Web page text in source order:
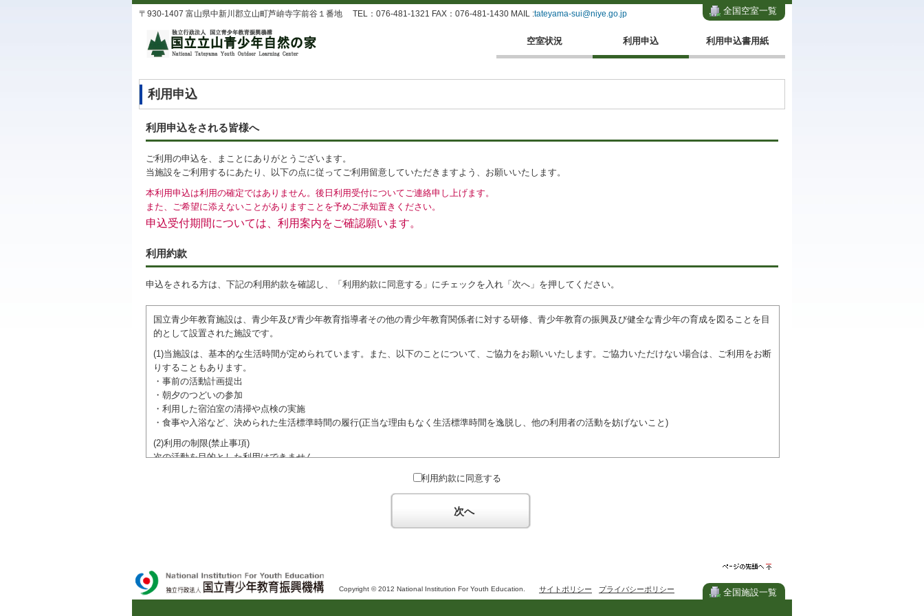
全国空室一覧
〒930-1407 富山県中新川郡立山町芦峅寺字前谷１番地 TEL：076-481-1321 FAX：076-481-1430 MAIL :tateyama-sui@niye.go.jp
空室状況 利用申込 利用申込書用紙
利用申込
利用申込をされる皆様へ
ご利用の申込を、まことにありがとうございます。
当施設をご利用するにあたり、以下の点に従ってご利用留意していただきますよう、お願いいたします。
本利用申込は利用の確定ではありません。後日利用受付についてご連絡申し上げます。
また、ご希望に添えないことがありますことを予めご承知置きください。
申込受付期間については、利用案内をご確認願います。
利用約款
申込をされる方は、下記の利用約款を確認し、「利用約款に同意する」にチェックを入れ「次へ」を押してください。
国立青少年教育施設は、青少年及び青少年教育指導者その他の青少年教育関係者に対する研修、青少年教育の振興及び健全な青少年の育成を図ることを目
的として設置された施設です。
(1)当施設は、基本的な生活時間が定められています。また、以下のことについて、ご協力をお願いいたします。ご協力いただけない場合は、ご利用をお断
りすることもあります。
・事前の活動計画提出
・朝夕のつどいの参加
・利用した宿泊室の清掃や点検の実施
・食事や入浴など、決められた生活標準時間の履行(正当な理由もなく生活標準時間を逸脱し、他の利用者の活動を妨げないこと)
(2)利用の制限(禁止事項)
次の活動を目的とした利用はできません。
●特定の政党を支持、またはこれに反対するための政治教育その他の政治的活動を目的とした利用
●特定の宗教を支持、またはこれに反対するための宗教教育その他の宗教的活動を目的とした利用(団体が施設内及び施設を利用しながら他の利用者と、地
域での勧誘活動を行ったり、自らの団体の活動をアピールする活動等)
ご利用に際しては、本約款や定められた決まりやマナーを守るとともに、他の利用団体の迷惑とならないようご協力ください。
利用約款に同意する
次へ
頭へ
Copyright © 2012 National Institution For Youth Education. サイトポリシー プライバシーポリシー 全国施設一覧